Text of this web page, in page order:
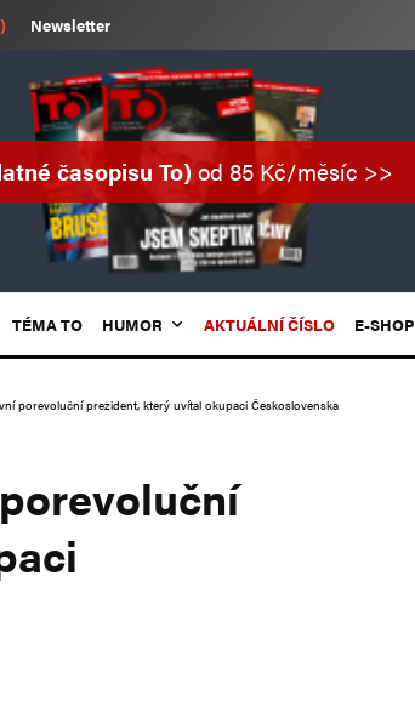
Newsletter
časopisu To)od 85 Kč/měsíc >>
TÉMA TO HUMOR AKTUÁLNÍ ČÍSLO E-SHOP
porevoluční prezident, který uvítal okupaci Československa